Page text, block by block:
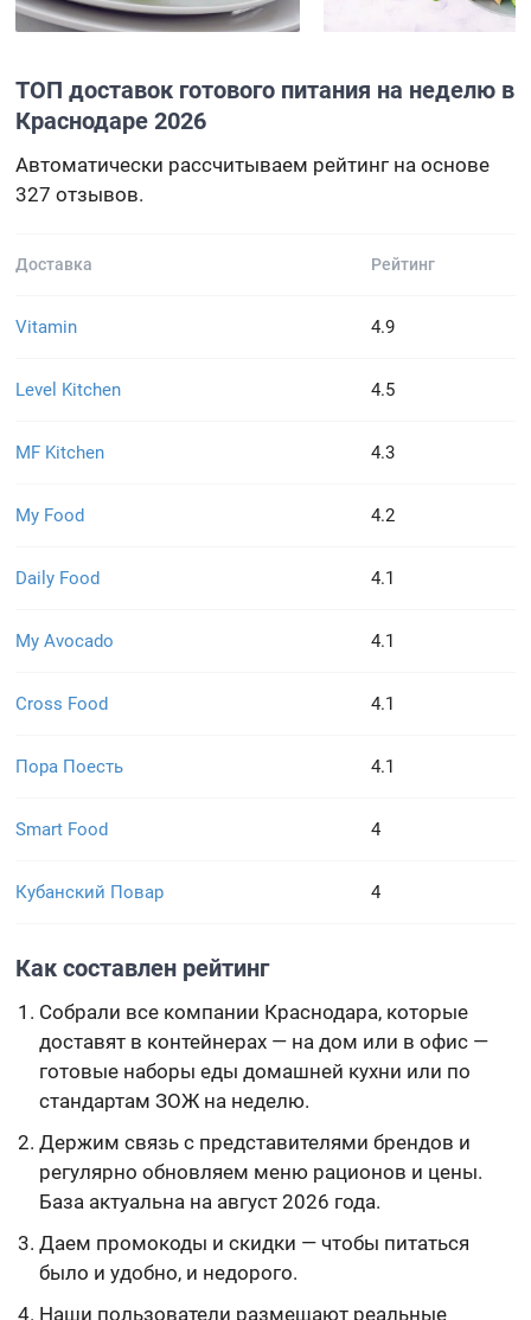
ТОП доставок готового питания на неделю в
Краснодаре 2026
Автоматически рассчитываем рейтинг на основе
327 отзывов.
Доставка Рейтинг
Vitamin 4.9
Level Kitchen 4.5
MF Kitchen 4.3
My Food 4.2
Daily Food 4.1
My Avocado 4.1
Cross Food 4.1
Пора Поесть 4.1
Smart Food 4
Кубанский Повар 4
Как составлен рейтинг
Собрали все компании Краснодара, которые
доставят в контейнерах — на дом или в офис —
готовые наборы еды домашней кухни или по
стандартам ЗОЖ на неделю.
Держим связь с представителями брендов и
регулярно обновляем меню рационов и цены.
База актуальна на август 2026 года.
Даем промокоды и скидки — чтобы питаться
было и удобно, и недорого.
Наши пользователи размещают реальные